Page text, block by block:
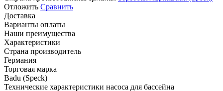
Отложить Сравнить
Доставка
Варианты оплаты
Наши преимущества
Характеристики
Страна производитель
Германия
Торговая марка
Badu (Speck)
Технические характеристики насоса для бассейна